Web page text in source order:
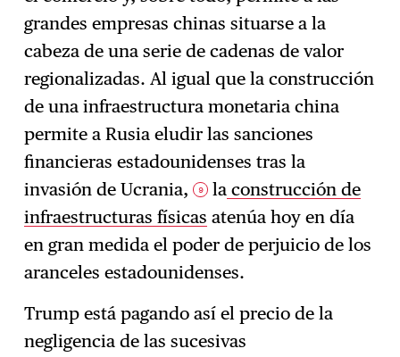
grandes empresas chinas situarse a la
cabeza de una serie de cadenas de valor
regionalizadas. Al igual que la construcción
de una infraestructura monetaria china
permite a Rusia eludir las sanciones
financieras estadounidenses tras la
invasión de Ucrania, 9 la construcción de
infraestructuras físicas atenúa hoy en día
en gran medida el poder de perjuicio de los
aranceles estadounidenses.
Trump está pagando así el precio de la
negligencia de las sucesivas